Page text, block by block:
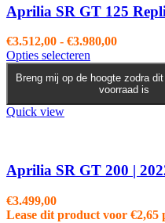
worden
op
de
productpagina
Aprilia SR GT 125
€3.512,00 - €3.980,00
tot
€3.980,00
Opties selecteren
product
heeft
meerdere
gekozen
worden
de
Breng mij op de hoogte zodra
voorraad is
Quick view
Aprilia SR GT 200 |
€3.499,00
Lease dit product voor €2,65